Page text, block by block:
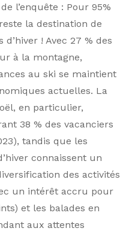
l’enquête : Pour 95%
la destination de
! Avec 27 % des
à la montagne,
au ski se maintient
actuelles. La
en particulier,
38 % des vacanciers
tandis que les
connaissent un
des activités
un intérêt accru pour
et les balades en
aux attentes